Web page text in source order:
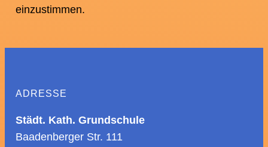
einzustimmen.
ADRESSE
Städt. Kath. Grundschule
Baadenberger Str. 111